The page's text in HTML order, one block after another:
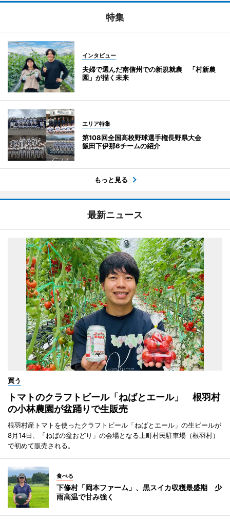
特集
インタビュー
夫婦で選んだ南信州での新規就農 「村新農
園」が描く未来
エリア特集
第108回全国高校野球選手権長野県大会
飯田下伊那6チームの紹介
もっと見る
最新ニュース
買う
トマトのクラフトビール「ねばとエール」 根羽村
の小林農園が盆踊りで生販売
根羽村産トマトを使ったクラフトビール「ねばとエール」の生ビールが
8月14日、「ねばの盆おどり」の会場となる上町村民駐車場（根羽村）
で初めて販売される。
食べる
下條村「岡本ファーム」、黒スイカ収穫最盛期 少
雨高温で甘み強く